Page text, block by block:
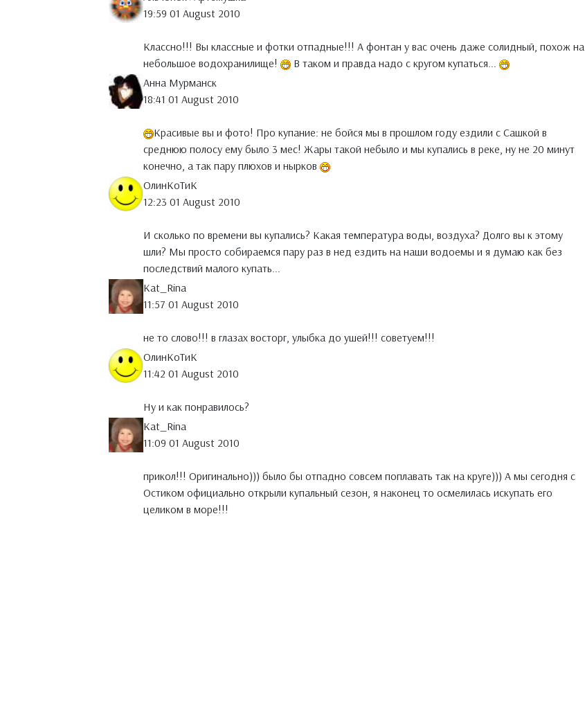
19:59 01 August 2010
Классно!!! Вы классные и фотки отпадные!!! А фонтан у вас очень даже солидный, похож на
небольшое водохранилище!
В таком и правда надо с кругом купаться...
Анна Мурманск
18:41 01 August 2010
Красивые вы и фото! Про купание: не бойся мы в прошлом году ездили с Сашкой в
среднюю полосу ему было 3 мес! Жары такой небыло и мы купались в реке, ну не 20 минут
конечно, а так пару плюхов и нырков
ОлинКоТиК
12:23 01 August 2010
И сколько по времени вы купались? Какая температура воды, воздуха? Долго вы к этому
шли? Мы просто собираемся пару раз в нед ездить на наши водоемы и я думаю как без
последствий малого купать...
Kat_Rina
11:57 01 August 2010
не то слово!!! в глазах восторг, улыбка до ушей!!! советуем!!!
ОлинКоТиК
11:42 01 August 2010
Ну и как понравилось?
Kat_Rina
11:09 01 August 2010
прикол!!! Оригинально))) было бы отпадно совсем поплавать так на круге))) А мы сегодня с
Остиком официально открыли купальный сезон, я наконец то осмелилась искупать его
целиком в море!!!